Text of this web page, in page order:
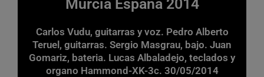
Murcia España 2014
Carlos Vudu, guitarras y voz. Pedro Alberto
Teruel, guitarras. Sergio Masgrau, bajo. Juan
Gomariz, bateria. Lucas Albaladejo, teclados y
organo Hammond-XK-3c. 30/05/2014